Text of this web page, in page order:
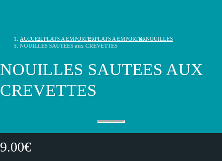
ACCUEILPLATS A EMPORTERPLATS A EMPORTERNOUILLES
NOUILLES SAUTEES aux CREVETTES
NOUILLES SAUTEES AUX
CREVETTES
9.00€